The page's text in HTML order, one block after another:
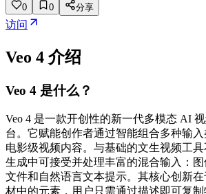
0 0 分享
访问
Veo 4 介绍
Veo 4 是什么？
Veo 4 是一款开创性的新一代多模态 AI
台。它赋能创作者通过智能组合多种输
电影级视频内容。与基础的文生视频工具
生成中可接受并处理丰富的混合输入：
文件和自然语言文本提示。其核心创新
材中的元素，用户只需通过描述即可复